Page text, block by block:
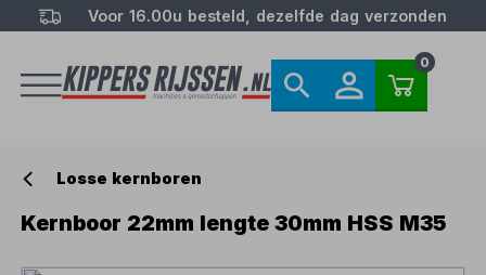
Voor 16.00u besteld, dezelfde dag verzonden
0
Losse kernboren
Kernboor 22mm lengte 30mm HSS M35